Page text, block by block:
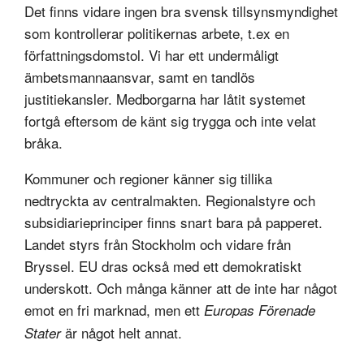
Det finns vidare ingen bra svensk tillsynsmyndighet
som kontrollerar politikernas arbete, t.ex en
författningsdomstol. Vi har ett undermåligt
ämbetsmannaansvar, samt en tandlös
justitiekansler. Medborgarna har låtit systemet
fortgå eftersom de känt sig trygga och inte velat
bråka.
Kommuner och regioner känner sig tillika
nedtryckta av centralmakten. Regionalstyre och
subsidiarieprinciper finns snart bara på papperet.
Landet styrs från Stockholm och vidare från
Bryssel. EU dras också med ett demokratiskt
underskott. Och många känner att de inte har något
emot en fri marknad, men ett Europas Förenade
Staterär något helt annat.